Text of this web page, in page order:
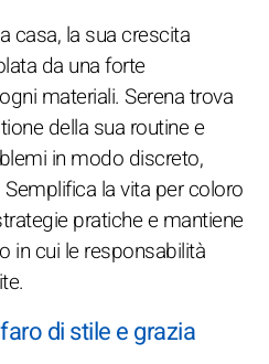
casa, la sua crescita
da una forte
materiali. Serena trova
della sua routine e
in modo discreto,
la vita per coloro
pratiche e mantiene
in cui le responsabilità
di stile e grazia